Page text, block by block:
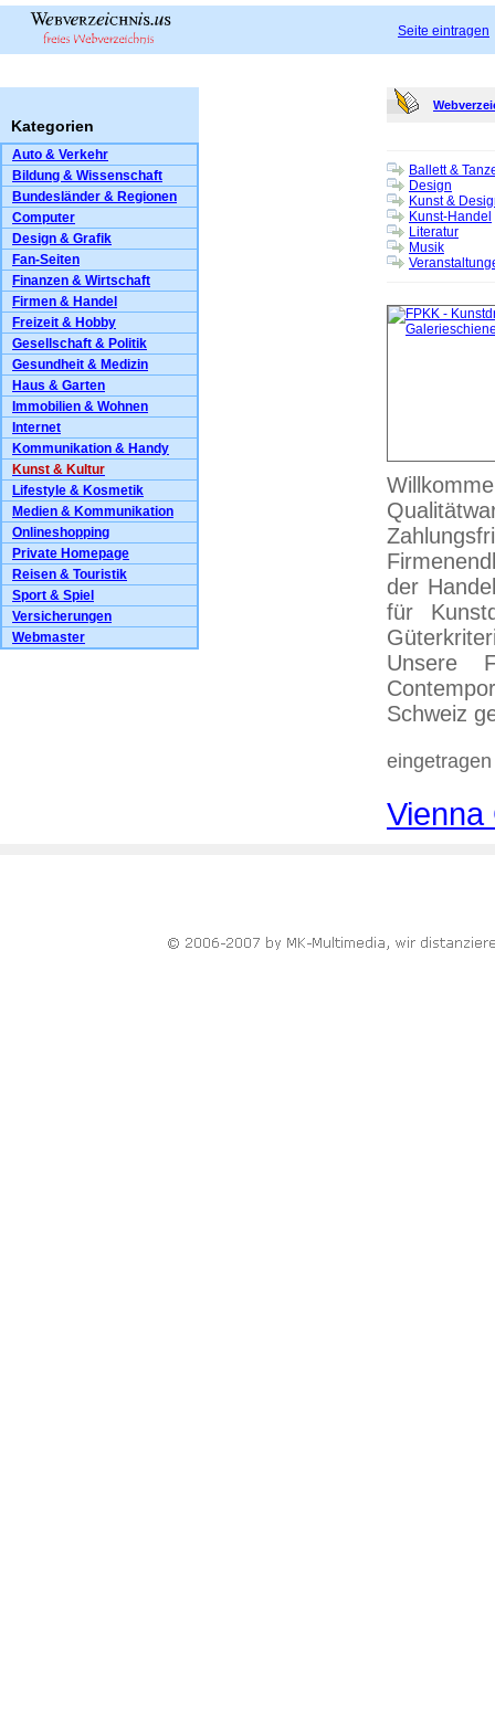
Seite eintragen
Kategorien
Auto & Verkehr
Bildung & Wissenschaft
Bundesländer & Regionen
Computer
Design & Grafik
Fan-Seiten
Finanzen & Wirtschaft
Firmen & Handel
Freizeit & Hobby
Gesellschaft & Politik
Gesundheit & Medizin
Haus & Garten
Immobilien & Wohnen
Internet
Kommunikation & Handy
Kunst & Kultur
Lifestyle & Kosmetik
Medien & Kommunikation
Onlineshopping
Private Homepage
Reisen & Touristik
Sport & Spiel
Versicherungen
Webmaster
Ballett &
Design
Kunst &
Kunst-Handel
Literatur
Musik
der
für
Unsere
Schweiz
Vienna